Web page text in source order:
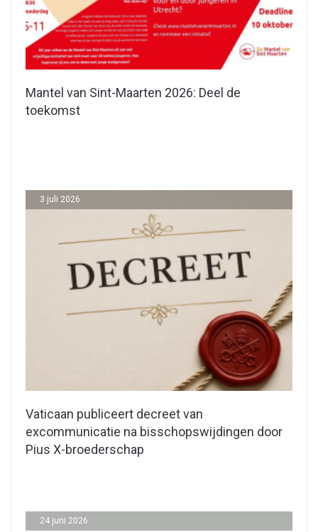
Mantel van Sint-Maarten 2026: Deel de
toekomst
Vaticaan publiceert decreet van
excommunicatie na bisschopswijdingen door
Pius X-broederschap
3 juli 2026
24 juni 2026